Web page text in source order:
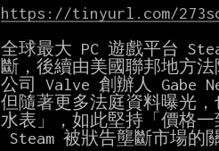
https://tinyurl.com/
全球最大 PC 遊戲平台
斷，後續由美國聯邦地方
公司 Valve 創辦人 Gabe
但隨著更多法庭資料曝光
水表」，如此堅持「價格